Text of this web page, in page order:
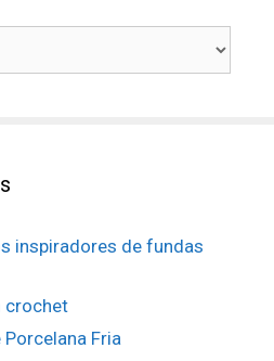
inspiradores de fundas
crochet
Porcelana Fria